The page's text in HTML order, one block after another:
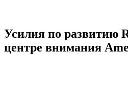
Усилия по развитию
центре внимания